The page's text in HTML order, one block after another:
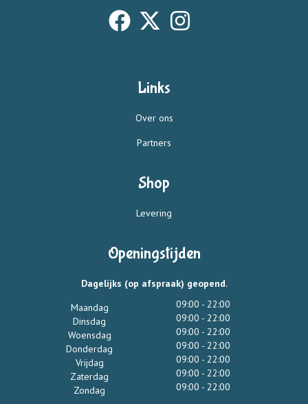
Links
Over ons
Partners
Shop
Levering
Openingstijden
Dagelijks (op afspraak) geopend.
Maandag
Dinsdag
Woensdag
Donderdag
Vrijdag
Zaterdag
Zondag
09:00 - 22:00
09:00 - 22:00
09:00 - 22:00
09:00 - 22:00
09:00 - 22:00
09:00 - 22:00
09:00 - 22:00